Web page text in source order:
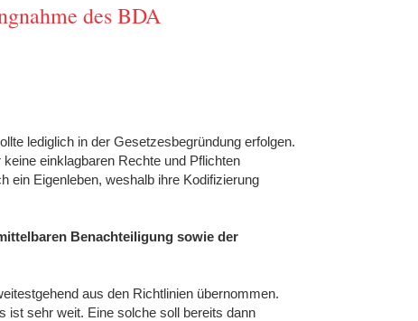
des BDA
lediglich in der Gesetzesbegründung erfolgen.
einklagbaren Rechte und Pflichten
ein Eigenleben, weshalb ihre Kodifizierung
Benachteiligung sowie der
aus den Richtlinien übernommen.
ist sehr weit. Eine solche soll bereits dann